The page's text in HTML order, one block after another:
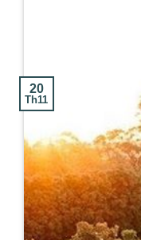
20
Th11